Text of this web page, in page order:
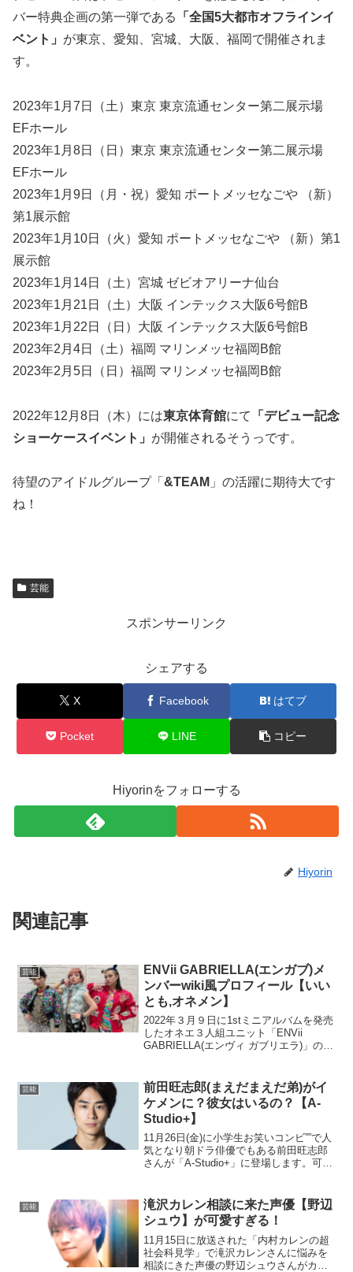
バー特典企画の第一弾である
「全国5大都市オフラインイ
ベント」 が東京、愛知、宮城、大阪、福岡で開催されま
す。
2023年1月7日（土）東京 東京流通センター第⼆展⽰場
EFホール
2023年1月8日（日）東京 東京流通センター第⼆展⽰場
EFホール
2023年1月9日（月・祝）愛知 ポートメッセなごや （新）
第1展示館
2023年1月10日（火）愛知 ポートメッセなごや （新）第1
展示館
2023年1月14日（土）宮城 ゼビオアリーナ仙台
2023年1月21日（土）大阪 インテックス大阪6号館B
2023年1月22日（日）大阪 インテックス大阪6号館B
2023年2月4日（土）福岡 マリンメッセ福岡B館
2023年2月5日（日）福岡 マリンメッセ福岡B館
2022年12月8日（木）には東京体育館にて
「デビュー記念
ショーケースイベント」 が開催されるそうっです。
待望のアイドルグループ「 &TEAM 」の活躍に期待大です
ね！
芸能
スポンサーリンク
シェアする
X Facebook はてブ
Pocket LINE コピー
Hiyorinをフォローする
Hiyorin
関連記事
芸能
ENVii GABRIELLA(エンガブ)メ
ンバーwiki風プロフィール【いい
とも,オネメン】
2022年３月９日に1stミニアルバムを発売
したオネエ３人組ユニット「ENVii
GABRIELLA(エンヴィ ガブリエラ)」のメ
ッピーウェイウェイド...
芸能
前田旺志郎(まえだまえだ弟)がイ
ケメンに？彼女はいるの？【A-
Studio+】
11月26日(金)に小学生お笑いコンビ””で人
気となり朝ドラ俳優でもある前田旺志郎
さんが「A-Studio+」に登場します。可愛
プロフィールなどと共に確認してみまし
ょ...
芸能
滝沢カレン相談に来た声優【野辺
シュウ】が可愛すぎる！
11月15日に放送された「内村カレンの超
社会科見学」で滝沢カレンさんに悩みを
相談にきた声優の野辺シュウさんがカワ